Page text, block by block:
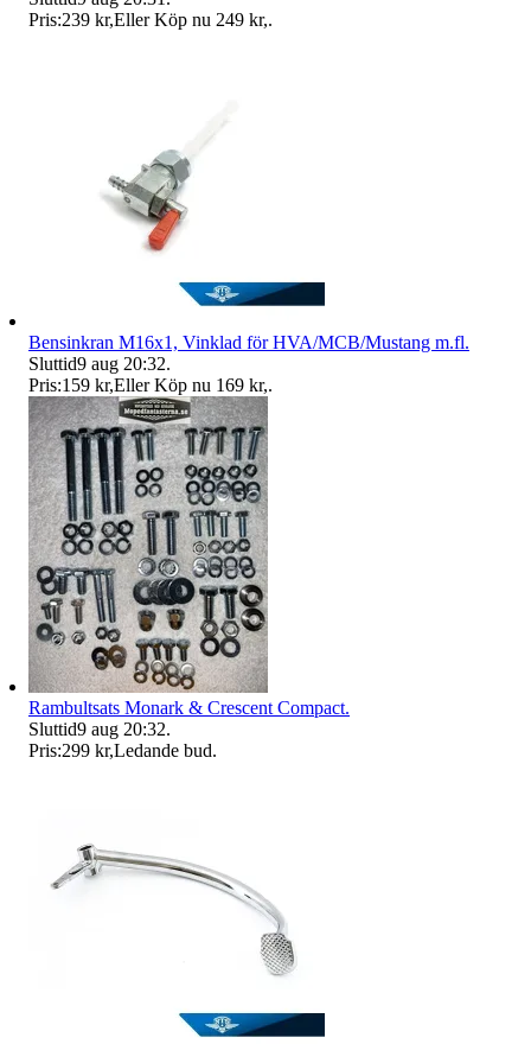
Pris:239 kr,Eller Köp nu 249 kr,.
Bensinkran M16x1, Vinklad för HVA/MCB/Mustang m.fl.
Sluttid9 aug 20:32.
Pris:159 kr,Eller Köp nu 169 kr,.
Rambultsats Monark & Crescent Compact.
Sluttid9 aug 20:32.
Pris:299 kr,Ledande bud.